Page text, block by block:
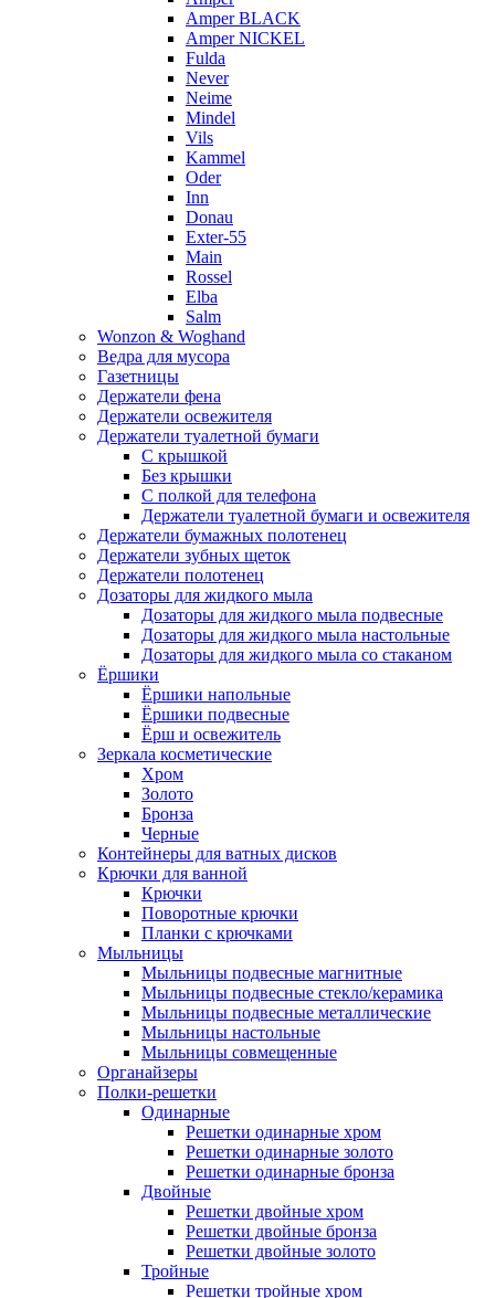
Amper BLACK
Amper NICKEL
Fulda
Never
Neime
Mindel
Vils
Kammel
Oder
Inn
Donau
Exter-55
Main
Rossel
Elba
Salm
Wonzon & Woghand
Ведра для мусора
Газетницы
Держатели фена
Держатели освежителя
Держатели туалетной бумаги
С крышкой
Без крышки
С полкой для телефона
Держатели туалетной бумаги и освежителя
Держатели бумажных полотенец
Держатели зубных щеток
Держатели полотенец
Дозаторы для жидкого мыла
Дозаторы для жидкого мыла подвесные
Дозаторы для жидкого мыла настольные
Дозаторы для жидкого мыла со стаканом
Ёршики
Ёршики напольные
Ёршики подвесные
Ёрш и освежитель
Зеркала косметические
Хром
Золото
Бронза
Черные
Контейнеры для ватных дисков
Крючки для ванной
Крючки
Поворотные крючки
Планки с крючками
Мыльницы
Мыльницы подвесные магнитные
Мыльницы подвесные стекло/керамика
Мыльницы подвесные металлические
Мыльницы настольные
Мыльницы совмещенные
Органайзеры
Полки-решетки
Одинарные
Решетки одинарные хром
Решетки одинарные золото
Решетки одинарные бронза
Двойные
Решетки двойные хром
Решетки двойные бронза
Решетки двойные золото
Тройные
Решетки тройные хром